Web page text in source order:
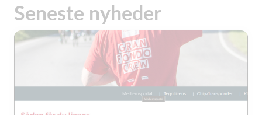
Seneste nyheder